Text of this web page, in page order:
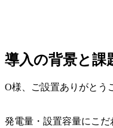
導入の背景と課
O様、ご設置ありがとう
発電量・設置容量にこ